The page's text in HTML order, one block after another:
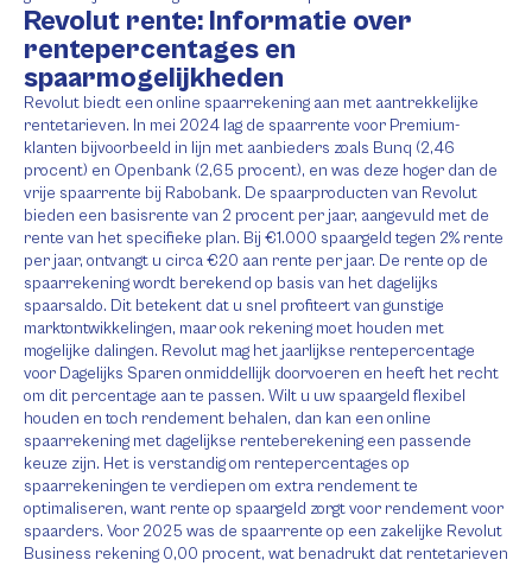
Revolut rente: Informatie over
rentepercentages en
spaarmogelijkheden
Revolut biedt een online spaarrekening aan met aantrekkelijke
rentetarieven. In mei 2024 lag de spaarrente voor Premium-
klanten bijvoorbeeld in lijn met aanbieders zoals Bunq (2,46
procent) en Openbank (2,65 procent), en was deze hoger dan de
vrije spaarrente bij Rabobank. De spaarproducten van Revolut
bieden een basisrente van 2 procent per jaar, aangevuld met de
rente van het specifieke plan. Bij €1.000 spaargeld tegen 2% rente
per jaar, ontvangt u circa €20 aan rente per jaar. De rente op de
spaarrekening wordt berekend op basis van het dagelijks
spaarsaldo. Dit betekent dat u snel profiteert van gunstige
marktontwikkelingen, maar ook rekening moet houden met
mogelijke dalingen. Revolut mag het jaarlijkse rentepercentage
voor Dagelijks Sparen onmiddellijk doorvoeren en heeft het recht
om dit percentage aan te passen. Wilt u uw spaargeld flexibel
houden en toch rendement behalen, dan kan een online
spaarrekening met dagelijkse renteberekening een passende
keuze zijn. Het is verstandig om rentepercentages op
spaarrekeningen te verdiepen om extra rendement te
optimaliseren, want rente op spaargeld zorgt voor rendement voor
spaarders. Voor 2025 was de spaarrente op een zakelijke Revolut
Business rekening 0,00 procent, wat benadrukt dat rentetarieven